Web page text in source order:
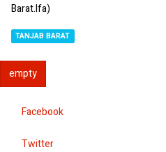
Barat.Ifa)
TANJAB BARAT
empty
Facebook
Twitter